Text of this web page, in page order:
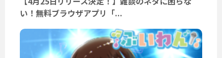
い！無料ブラウザアプリ「...